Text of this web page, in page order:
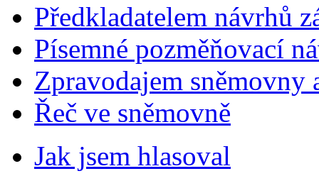
Předkladatelem návrhů
Písemné pozměňovací
Zpravodajem
Řeč ve sněmovně
Jak jsem hlasoval